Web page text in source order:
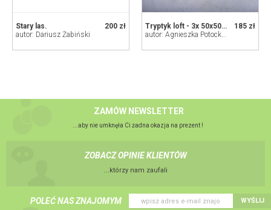
200 zł
Stary las.
autor: Dariusz Żabiński
185 zł
Tryptyk loft - 3x 50x50 cm
autor: Agnieszka Potocka-Makoś
ZAMÓW NEWSLETTER
...aby nie umknęła Ci żadna okazja na prezent !
ZOBACZ OPINIE KLIENTÓW
...którzy nam zaufali
POLEĆ NAS ZNAJOMYM WYŚLIJ